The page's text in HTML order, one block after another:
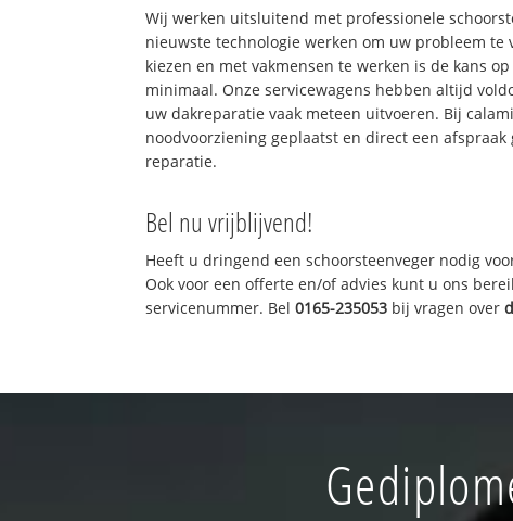
Wij werken uitsluitend met professionele
nieuwste technologie werken om uw probleem te
kiezen en met vakmensen te werken is de kans
minimaal. Onze servicewagens hebben altijd
uw dakreparatie vaak meteen uitvoeren. Bij
noodvoorziening geplaatst en direct een
reparatie.
Bel nu vrijblijvend!
Heeft u dringend een schoorsteenveger nodig
Ook voor een offerte en/of advies kunt u ons
servicenummer. Bel0165-235053 bij vragen over